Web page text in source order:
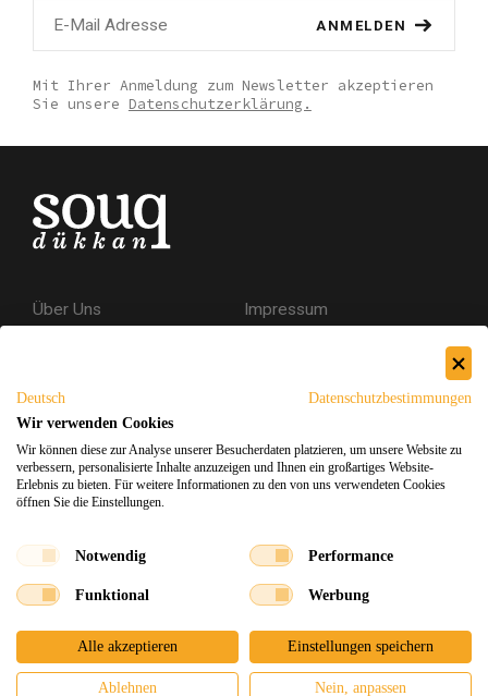
ANMELDEN
Mit Ihrer Anmeldung zum Newsletter akzeptieren
Sie unsere Datenschutzerklärung.
Über Uns
Impressum
Sicheres Einkaufen
Souq Dukkan 2026 Designx Entwicklung
Deutsch
Datenschutzbestimmungen
Wir verwenden Cookies
Wir können diese zur Analyse unserer Besucherdaten platzieren, um unsere Website zu
verbessern, personalisierte Inhalte anzuzeigen und Ihnen ein großartiges Website-
Erlebnis zu bieten. Für weitere Informationen zu den von uns verwendeten Cookies
öffnen Sie die Einstellungen.
Notwendig Performance
Funktional Werbung
Alle akzeptieren Einstellungen speichern
Ablehnen Nein, anpassen